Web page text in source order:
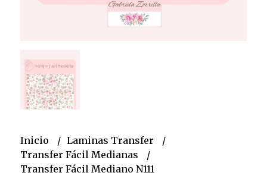
Inicio
Laminas Transfer
Transfer Fácil Medianas
Transfer Fácil Mediano N111